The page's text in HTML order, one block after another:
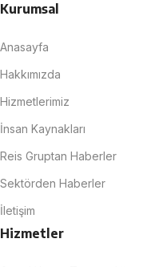
Kurumsal
Anasayfa
Hakkımızda
Hizmetlerimiz
İnsan Kaynakları
Reis Gruptan Haberler
Sektörden Haberler
İletişim
Hizmetler